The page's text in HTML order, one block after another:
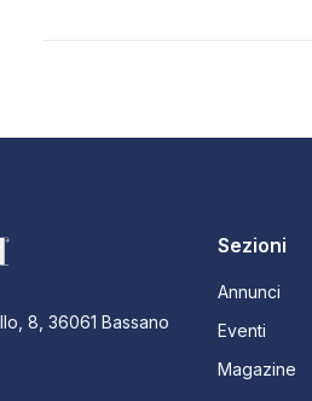
8, 36061 Bassano
Sezioni
Annunci
Eventi
Magazine